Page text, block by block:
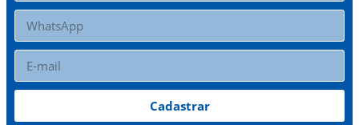
Cadastrar